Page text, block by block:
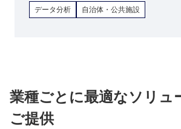
データ分析
自治体・公共施設
業種ごとに最適なソリュ
ご提供